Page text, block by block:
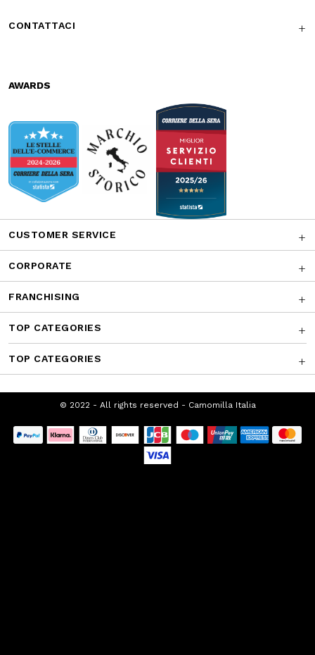
CUSTOMER SERVICE
CORPORATE
FRANCHISING
TOP CATEGORIES
TOP CATEGORIES
© 2022 - All rights reserved - Camomilla